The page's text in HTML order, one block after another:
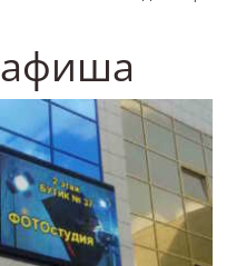
афиша